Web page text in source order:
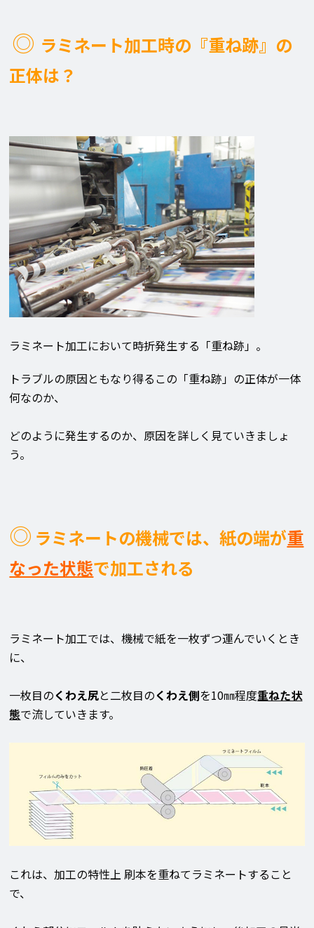
◎ ラミネート加工時の『重ね跡』の
正体は？
ラミネート加工において時折発生する「重ね跡」。
トラブルの原因ともなり得るこの「重ね跡」の正体が一体
何なのか、
どのように発生するのか、原因を詳しく見ていきましょ
う。
◎ ラミネートの機械では、紙の端が重
なった状態で加工される
ラミネート加工では、機械で紙を一枚ずつ運んでいくとき
に、
一枚目のくわえ尻と二枚目のくわえ側を10㎜程度重ねた状
態で流していきます。
これは、加工の特性上 刷本を重ねてラミネートすること
で、